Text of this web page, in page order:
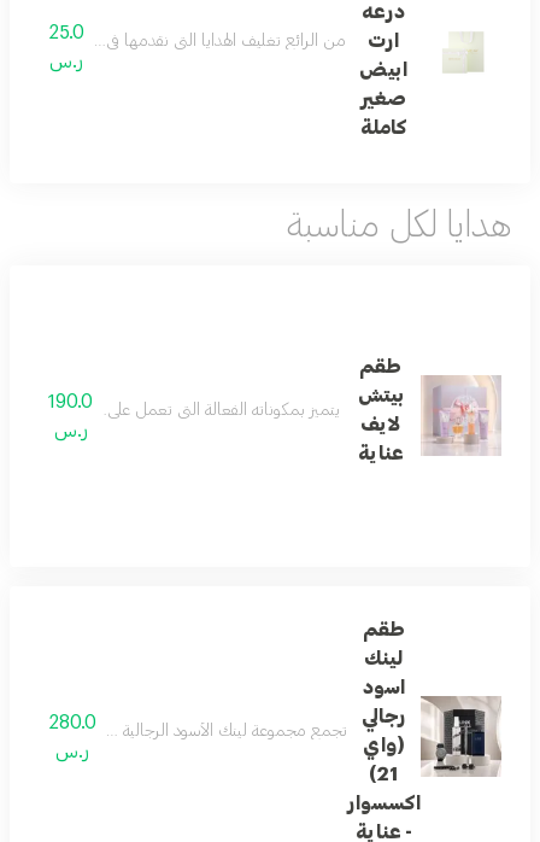
درعه
ارت
ابيض
صغير
كاملة
من الرائع تغليف الهدايا التي نقدمها في حياتنا ...
25.0
ر.س
هدايا لكل مناسبة
طقم
بيتش
لايف
عناية
يتميز بمكوناته الفعالة التي تعمل على ترطيب الجسم
190.0
ر.س
طقم
لينك
اسود
رجالي
(واي
21)
اكسسوار
- عناية
تجمع مجموعة لينك الأسود الرجالية بين الأناقة
280.0
ر.س